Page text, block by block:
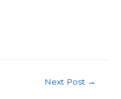
Next Post →